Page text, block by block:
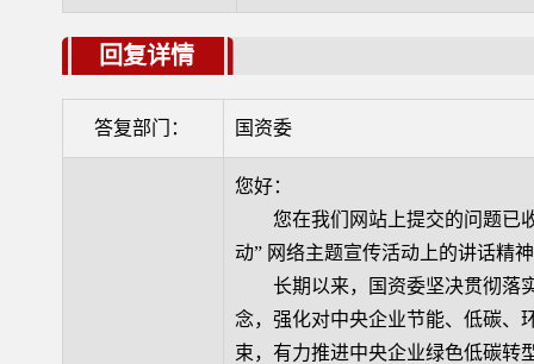
回复详情
答复部门： 国资委
您好：
您在我们网站上提交的问题已收
动” 网络主题宣传活动上的讲话精
长期以来，国资委坚决贯彻落实
念，强化对中央企业节能、低碳、
束，有力推进中央企业绿色低碳转